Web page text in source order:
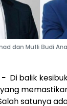
dan Mufli Budi
- Di balik
satunya